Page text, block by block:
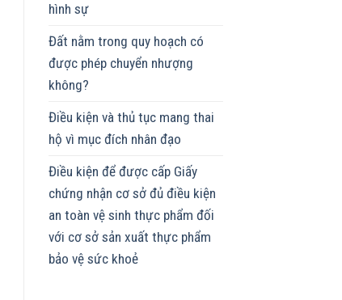
hình sự
Đất nằm trong quy hoạch có
được phép chuyển nhượng
không?
Điều kiện và thủ tục mang thai
hộ vì mục đích nhân đạo
Điều kiện để được cấp Giấy
chứng nhận cơ sở đủ điều kiện
an toàn vệ sinh thực phẩm đối
với cơ sở sản xuất thực phẩm
bảo vệ sức khoẻ